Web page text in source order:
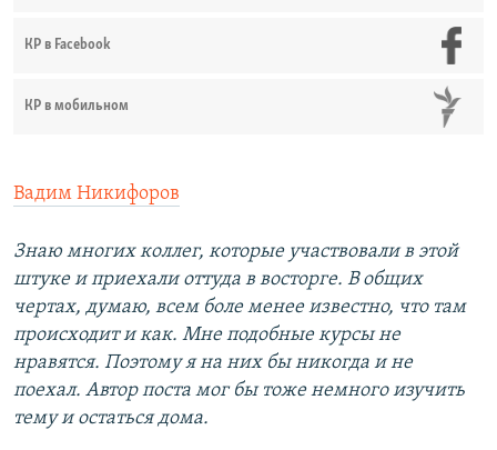
КР в Facebook
КР в мобильном
Вадим Никифоров
Знаю многих коллег, которые участвовали в этой
штуке и приехали оттуда в восторге. В общих
чертах, думаю, всем боле менее известно, что там
происходит и как. Мне подобные курсы не
нравятся. Поэтому я на них бы никогда и не
поехал. Автор поста мог бы тоже немного изучить
тему и остаться дома.